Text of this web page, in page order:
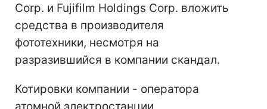
Corp. и Fujifilm Holdings Corp. вложить
средства в производителя
фототехники, несмотря на
разразившийся в компании скандал.
Котировки компании - оператора